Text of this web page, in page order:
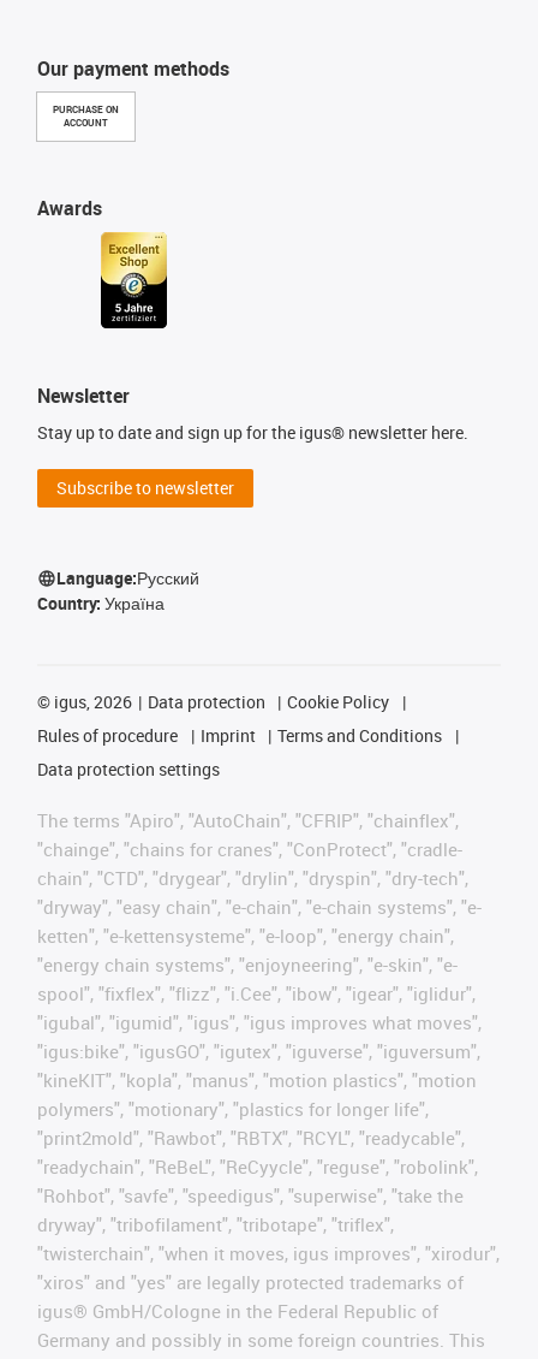
Our payment methods
PURCHASE ON
ACCOUNT
Awards
Newsletter
Stay up to date and sign up for the igus® newsletter here.
Subscribe to newsletter
Language:Русский
Country: Україна
© igus, 2026 Data protection
Cookie Policy
Rules of procedure
Imprint
Terms and Conditions
Data protection settings
The terms "Apiro", "AutoChain", "CFRIP", "chainflex",
"chainge", "chains for cranes", "ConProtect", "cradle-
chain", "CTD", "drygear", "drylin", "dryspin", "dry-tech",
"dryway", "easy chain", "e-chain", "e-chain systems", "e-
ketten", "e-kettensysteme", "e-loop", "energy chain",
"energy chain systems", "enjoyneering", "e-skin", "e-
spool", "fixflex", "flizz", "i.Cee", "ibow", "igear", "iglidur",
"igubal", "igumid", "igus", "igus improves what moves",
"igus:bike", "igusGO", "igutex", "iguverse", "iguversum",
"kineKIT", "kopla", "manus", "motion plastics", "motion
polymers", "motionary", "plastics for longer life",
"print2mold", "Rawbot", "RBTX", "RCYL", "readycable",
"readychain", "ReBeL", "ReCyycle", "reguse", "robolink",
"Rohbot", "savfe", "speedigus", "superwise", "take the
dryway", "tribofilament", "tribotape", "triflex",
"twisterchain", "when it moves, igus improves", "xirodur",
"xiros" and "yes" are legally protected trademarks of
igus® GmbH/Cologne in the Federal Republic of
Germany and possibly in some foreign countries. This